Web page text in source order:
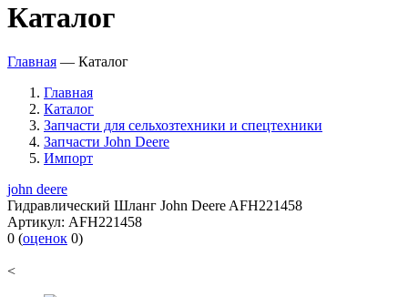
Каталог
Главная — Каталог
Главная
Каталог
Запчасти для сельхозтехники и спецтехники
Запчасти John Deere
Импорт
john deere
Гидравлический Шланг John Deere AFH221458
Артикул: AFH221458
0 (оценок 0)
<